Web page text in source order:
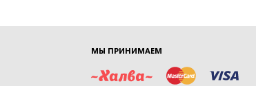
МЫ ПРИНИМАЕМ